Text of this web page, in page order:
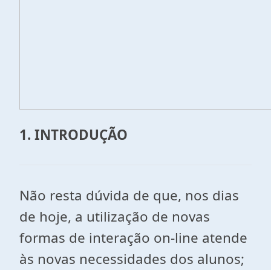
1. INTRODUÇÃO
Não resta dúvida de que, nos dias
de hoje, a utilização de novas
formas de interação on-line atende
às novas necessidades dos alunos;